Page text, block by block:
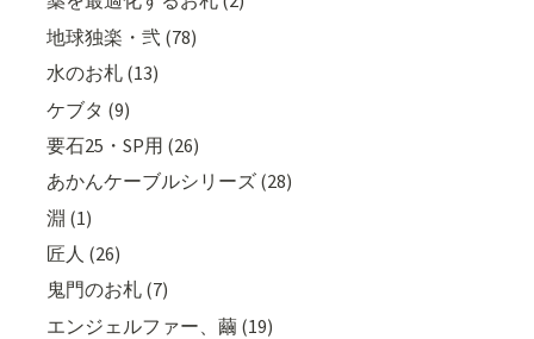
地球独楽・弐 (78)
水のお札 (13)
ケブタ (9)
要石25・SP用 (26)
あかんケーブルシリーズ (28)
淵 (1)
匠人 (26)
鬼門のお札 (7)
エンジェルファー、繭 (19)